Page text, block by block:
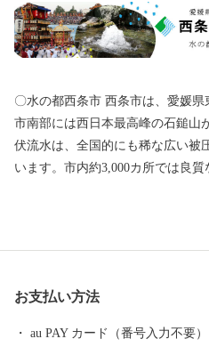
〇水の都西条市 西条市は、愛媛県
市南部には西日本最高峰の石鎚山
伏流水は、全国的にも稀な広い被
います。市内約3,000カ所では良
す。また日本一の生産量を誇るは
す。他にも見どころとして、市内
祭りには、150台を超えるだんじ
お支払い方法
au PAY カード（番号入力不要）